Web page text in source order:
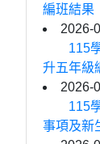
編班結果
2026-
115
升五年級
2026-
115
事項及新